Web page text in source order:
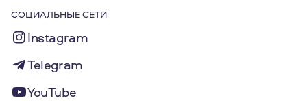
СОЦИАЛЬНЫЕ СЕТИ
Instagram
Telegram
YouTube